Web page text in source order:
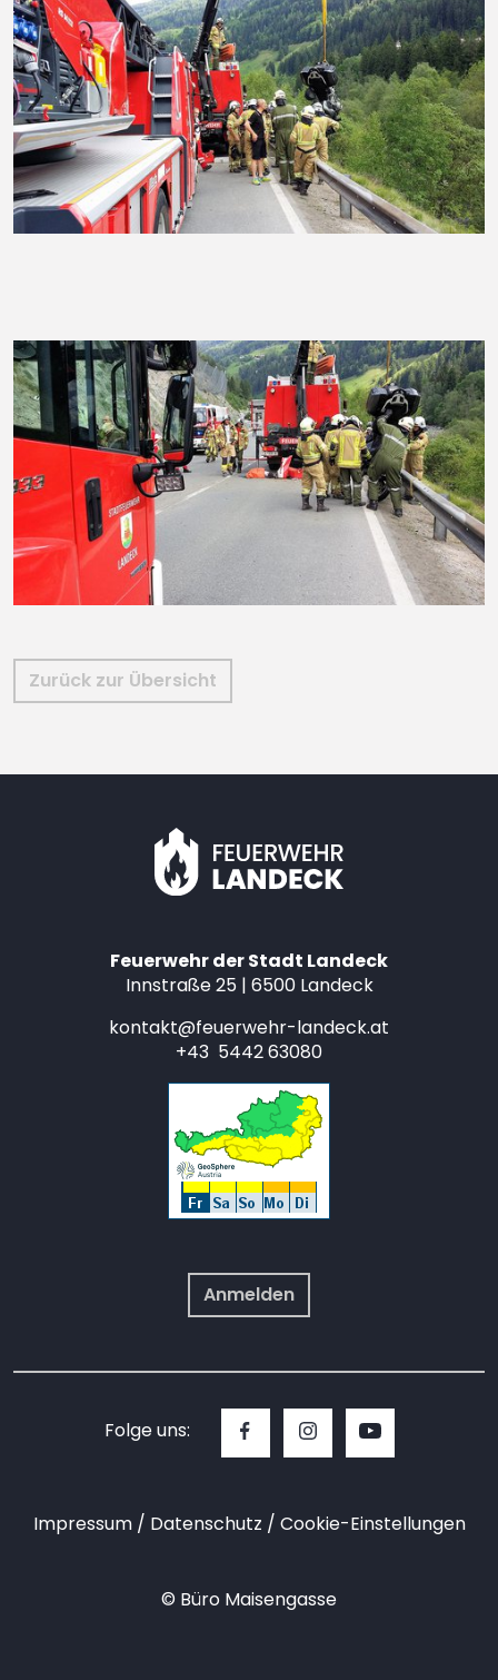
Zurück zur Übersicht
Feuerwehr der Stadt Landeck
Innstraße 25 | 6500 Landeck
kontakt@feuerwehr-landeck.at
+43 5442 63080
Anmelden
Folge uns:
Impressum Datenschutz Cookie-Einstellungen
© Büro Maisengasse